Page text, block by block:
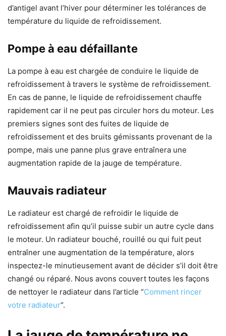
d’antigel avant l’hiver pour déterminer les tolérances de
température du liquide de refroidissement.
Pompe à eau défaillante
La pompe à eau est chargée de conduire le liquide de
refroidissement à travers le système de refroidissement.
En cas de panne, le liquide de refroidissement chauffe
rapidement car il ne peut pas circuler hors du moteur. Les
premiers signes sont des fuites de liquide de
refroidissement et des bruits gémissants provenant de la
pompe, mais une panne plus grave entraînera une
augmentation rapide de la jauge de température.
Mauvais radiateur
Le radiateur est chargé de refroidir le liquide de
refroidissement afin qu’il puisse subir un autre cycle dans
le moteur. Un radiateur bouché, rouillé ou qui fuit peut
entraîner une augmentation de la température, alors
inspectez-le minutieusement avant de décider s’il doit être
changé ou réparé. Nous avons couvert toutes les façons
de nettoyer le radiateur dans l’article “Comment rincer
votre radiateur“.